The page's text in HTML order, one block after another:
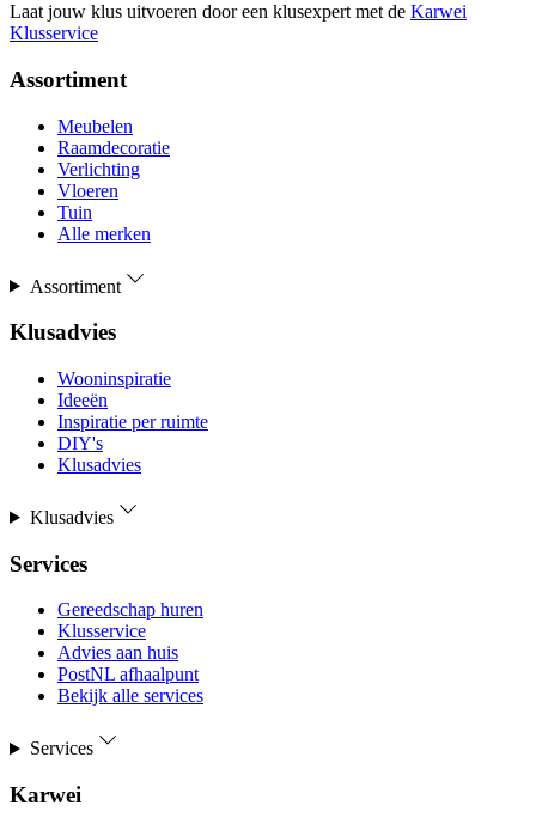
Laat jouw klus uitvoeren door een klusexpert met de Karwei
Klusservice
Assortiment
Meubelen
Raamdecoratie
Verlichting
Vloeren
Tuin
Alle merken
Assortiment
Klusadvies
Wooninspiratie
Ideeën
Inspiratie per ruimte
DIY's
Klusadvies
Klusadvies
Services
Gereedschap huren
Klusservice
Advies aan huis
PostNL afhaalpunt
Bekijk alle services
Services
Karwei